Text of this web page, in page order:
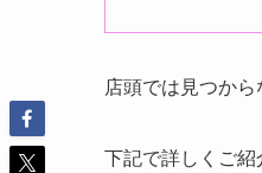
店頭では見つか
下記で詳しくご紹